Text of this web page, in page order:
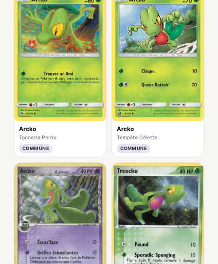
Arcko
Tonnerre Perdu
COMMUNE
Arcko
Tempête Céleste
COMMUNE